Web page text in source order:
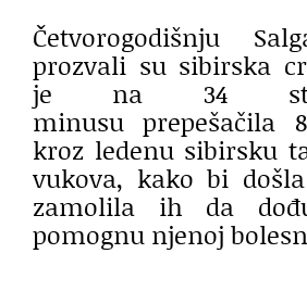
Četvorogodišnju
prozvali su sibirska
je na 34
minusu prepešačila
kroz ledenu sibirsku
vukova, kako bi
zamolila ih da
pomognu njenoj